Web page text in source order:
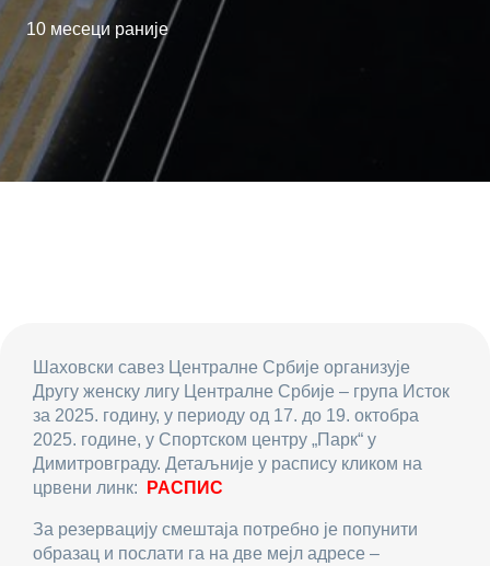
10 месеци раније
Шаховски савез Централне Србије организује
Другу женску лигу Централне Србије – група Исток
за 2025. годину, у периоду од 17. до 19. октобра
2025. године, у Спортском центру „Парк“ у
Димитровграду. Детаљније у распису кликом на
црвени линк:
РАСПИС
За резервацију смештаја потребно је попунити
образац и послати га на две мејл адресе –